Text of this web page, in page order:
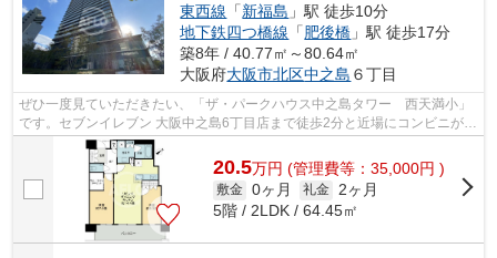
東西線 「新福島 」駅 徒歩10分
地下鉄四つ橋線 「肥後橋 」駅 徒歩17分
築8年 / 40.77㎡～80.64㎡
大阪府大阪市北区中之島 ６丁目
ぜひ一度見ていただきたい、「ザ・パークハウス中之島タワー 西天満小」
です。セブンイレブン 大阪中之島6丁目店まで徒歩2分と近場にコンビニがあ
るのもポイント。共用部には敷地内ご...
20.5万円 (管理費等：35,000円 )
敷金 0ヶ月 礼金 2ヶ月
5階 / 2LDK / 64.45㎡